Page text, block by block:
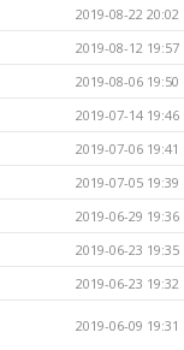
2019-08-22 20:02
2019-08-12 19:57
2019-08-06 19:50
2019-07-14 19:46
2019-07-06 19:41
2019-07-05 19:39
2019-06-29 19:36
2019-06-23 19:35
2019-06-23 19:32
2019-06-09 19:31